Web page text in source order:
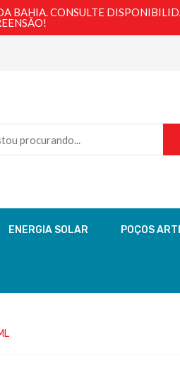
CONSULTE
ENERGIA SOLAR POÇOS